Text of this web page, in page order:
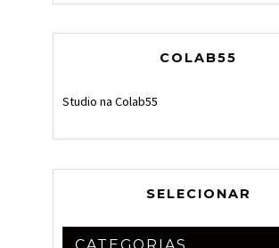
COLAB55
Studio na Colab55
SELECIONAR